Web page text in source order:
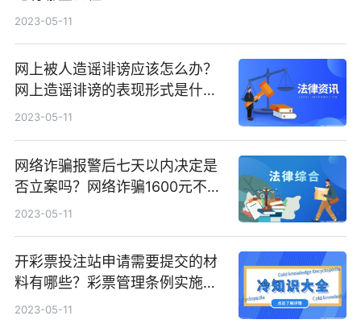
2023-05-11
网上被人造谣诽谤应该怎么办？
网上造谣诽谤的表现形式是什
么？
2023-05-11
网络诈骗报警后七天以内决定是
否立案吗？网络诈骗1600元不立
案吗？
2023-05-11
开彩票投注站申请需要提交的材
料有哪些？彩票管理条例实施细
则有哪些规定？
2023-05-11